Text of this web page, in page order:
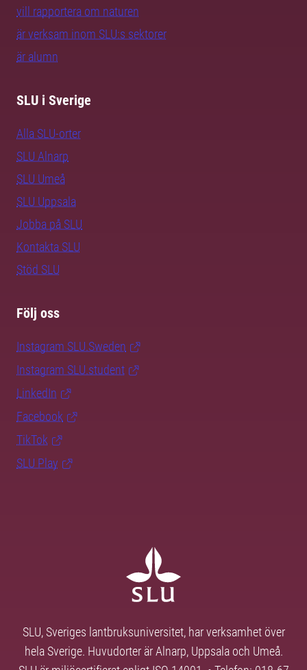
vill rapportera om naturen
är verksam inom SLU:s sektorer
är alumn
SLU i Sverige
Alla SLU-orter
SLU Alnarp
SLU Umeå
SLU Uppsala
Jobba på SLU
Kontakta SLU
Stöd SLU
Följ oss
Instagram SLU.Sweden
Instagram SLU.student
LinkedIn
Facebook
TikTok
SLU Play
SLU, Sveriges lantbruksuniversitet, har verksamhet över
hela Sverige. Huvudorter är Alnarp, Uppsala och Umeå.